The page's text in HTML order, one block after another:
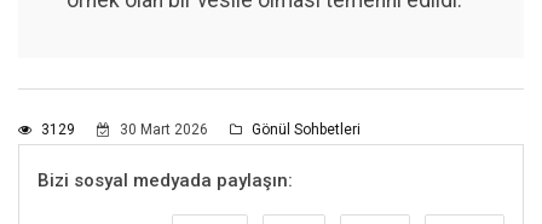
3129 30 Mart 2026 Gönül Sohbetleri
Bizi sosyal medyada paylaşın: